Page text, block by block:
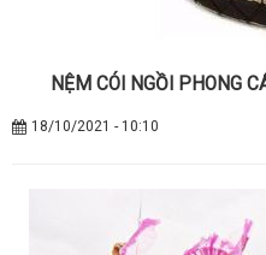
NỆM CÓI NGỒI PHONG
18/10/2021 - 10:10